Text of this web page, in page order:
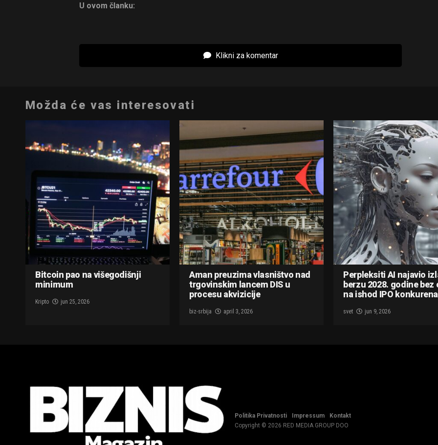
U ovom članku:
Klikni za komentar
Možda će vas interesovati
Bitcoin pao na višegodišnji
minimum
Kripto jun 25, 2026
Aman preuzima vlasništvo nad
trgovinskim lancem DIS u
procesu akvizicije
biz-srbija april 3, 2026
Perpleksiti AI najavio
berzu 2028. godine bez
na ishod IPO
svet jun 9, 2026
Politika Privatnosti Impressum
Kontakt
Copyright © 2026 RED MEDIA GROUP DOO